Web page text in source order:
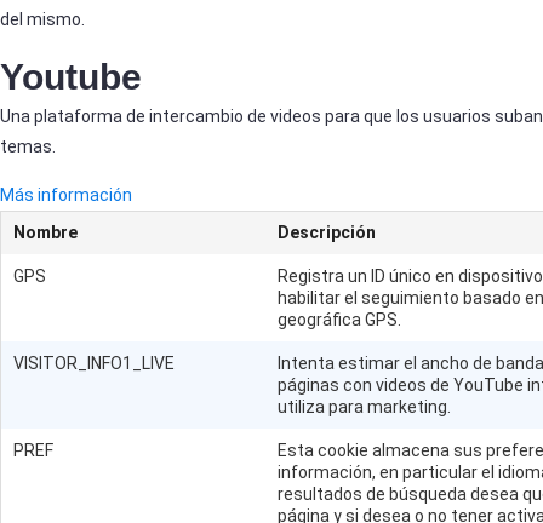
del mismo.
Youtube
Una plataforma de intercambio de videos para que los usuarios
temas.
Más información
Nombre
Descripción
GPS
Registra un ID único en
habilitar el seguimiento basado
geográfica GPS.
VISITOR_INFO1_LIVE
Intenta estimar el ancho de
páginas con videos de YouTube
utiliza para marketing.
PREF
Esta cookie almacena sus
información, en particular el
resultados de búsqueda desea
página y si desea o no tener